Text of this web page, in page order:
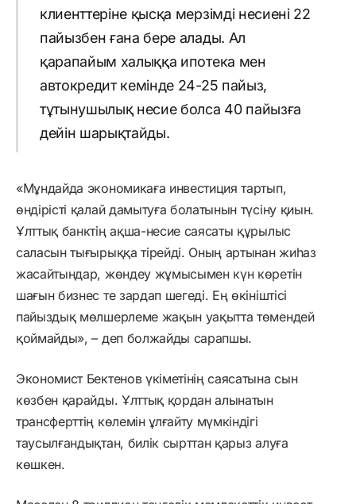
клиенттеріне қысқа мерзімді несиені 22
пайызбен ғана бере алады. Ал
қарапайым халыққа ипотека мен
автокредит кемінде 24-25 пайыз,
тұтынушылық несие болса 40 пайызға
дейін шарықтайды.
«Мұндайда экономикаға инвестиция тартып,
өндірісті қалай дамытуға болатынын түсіну қиын.
Ұлттық банктің ақша-несие саясаты құрылыс
саласын тығырыққа тірейді. Оның артынан жиһаз
жасайтындар, жөндеу жұмысымен күн көретін
шағын бизнес те зардап шегеді. Ең өкініштісі
пайыздық мөлшерлеме жақын уақытта төмендей
қоймайды», – деп болжайды сарапшы.
Экономист Бектенов үкіметінің саясатына сын
көзбен қарайды. Ұлттық қордан алынатын
трансферттің көлемін ұлғайту мүмкіндігі
таусылғандықтан, билік сырттан қарыз алуға
көшкен.